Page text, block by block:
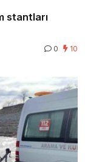
stantları
0 10